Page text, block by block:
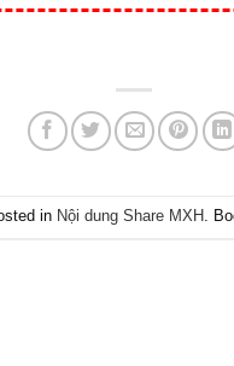
in Nội dung Share MXH .